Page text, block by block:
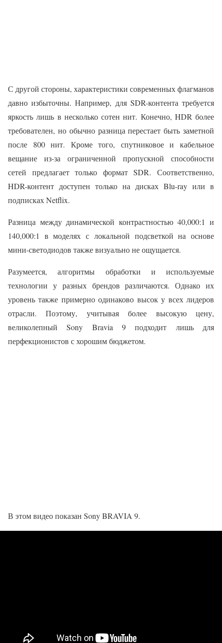
С другой стороны, характеристики современных флагманов
давно избыточны. Например, для SDR-контента требуется
яркость лишь в несколько сотен нит. Конечно, HDR более
требователен, но обычно разница перестает быть заметной
после 800 нит. Кроме того, спутниковое и кабельное
вещание из-за ограниченной пропускной способности
сетей предлагает только формат SDR. Соответственно,
HDR-контент доступен только на дисках Blu-ray или в
подписках Netflix.
Разница между динамической контрастностью 40,000:1 и
140,000:1 в моделях с локальной подсветкой на основе
мини-светодиодов также визуально не ощущается.
Разумеется, алгоритмы обработки и используемые
технологии у разных брендов различаются. Однако их
уровень также примерно одинаково высок у всех лидеров
отрасли. Поэтому, учитывая более высокую цену,
великолепный Sony Bravia 9 подходит лишь для
перфекционистов с хорошим бюджетом.
В этом видео показан Sony BRAVIA 9.